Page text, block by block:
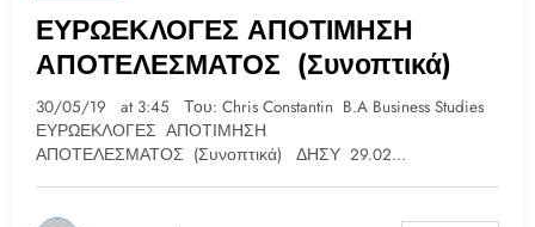
ΕΥΡΩΕΚΛΟΓΕΣ ΑΠΟΤΙΜΗΣΗ
ΑΠΟΤΕΛΕΣΜΑΤΟΣ (Συνοπτικά)
30/05/19 at 3:45 Του: Chris Constantin B.A Business Studies
ΕΥΡΩΕΚΛΟΓΕΣ ΑΠΟΤΙΜΗΣΗ
ΑΠΟΤΕΛΕΣΜΑΤΟΣ (Συνοπτικά) ΔΗΣΥ 29.02…